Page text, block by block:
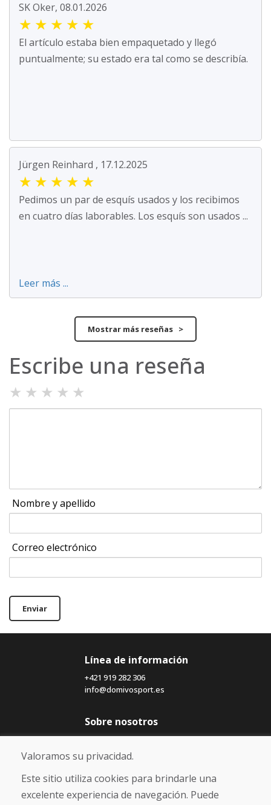
SK Oker, 08.01.2026
★ ★ ★ ★ ★
El artículo estaba bien empaquetado y llegó
puntualmente; su estado era tal como se describía.
Jürgen Reinhard , 17.12.2025
★ ★ ★ ★ ★
Pedimos un par de esquís usados y los recibimos
en cuatro días laborables. Los esquís son usados ...
Leer más ...
Mostrar más reseñas >
Escribe una reseña
★ ★ ★ ★ ★
Nombre y apellido
Correo electrónico
Enviar
Línea de información
+421 919 282 306
info@domivosport.es
Sobre nosotros
Blog
Sobre nosotros
Comercio
Contacto
Valoramos su privacidad.
Este sitio utiliza cookies para brindarle una
excelente experiencia de navegación. Puede